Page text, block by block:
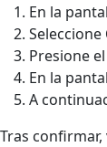
En la
Seleccione
Presione
En la
A
Tras